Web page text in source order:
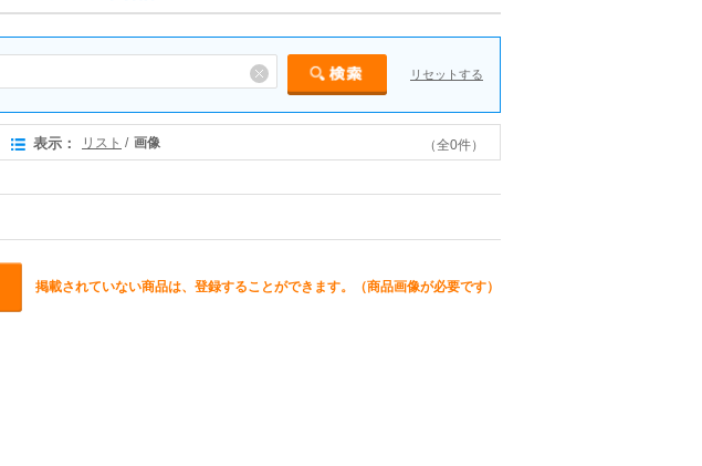
リセットする
表示： リスト 画像 （全0件）
掲載されていない商品は、登録することができます。（商品画像が必要です）